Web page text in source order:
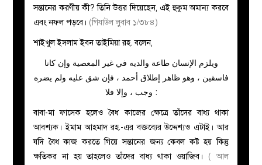
সন্তানের করণীয় কী? তিনি উত্তর দিয়েছেন, এই হুকুম অমান্য করবে
এবং নফল পড়বে। (গিযাউল লুবাব ১/৩৮৪)
শাইখুল ইসলাম ইবন তাইমিয়া রহ. বলেন,
ويلزم الإنسان طاعة والديه في غير المعصية وإن كانا
فاسقين ، وهو ظاهر إطلاق أحمد ، فإن شق عليه ولم يضره
: وجب ، وإلا فلا
বাবা-মা ফাসেক হলেও বৈধ কাজের ক্ষেত্রে তাঁদের বাধ্য থাকা
আবশ্যক। ইমাম আহমাদ রহ.-এর বক্তব্যের উদ্দেশ্যও এটাই। আর
যদি বৈধ কাজ করতে গিয়ে সন্তানের জন্য কেবল কষ্ট হয় কিন্তু
ক্ষতিকর না হয় তাহলেও তাঁদের বাধ্য থাকা ওয়াজিব। ( আল